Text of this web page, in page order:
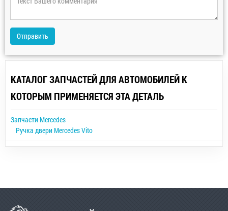
Отправить
КАТАЛОГ ЗАПЧАСТЕЙ ДЛЯ АВТОМОБИЛЕЙ К
КОТОРЫМ ПРИМЕНЯЕТСЯ ЭТА ДЕТАЛЬ
Запчасти Mercedes
Ручка двери Mercedes Vito